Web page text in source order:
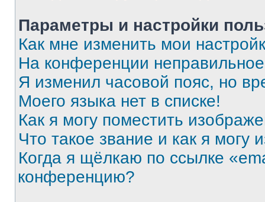
Параметры и настройки
Как мне изменить мои
На конференции
Я изменил часовой пояс, но
Моего языка нет в списке!
Как я могу поместить
Что такое звание и как я могу
Когда я щёлкаю по ссылке
конференцию?